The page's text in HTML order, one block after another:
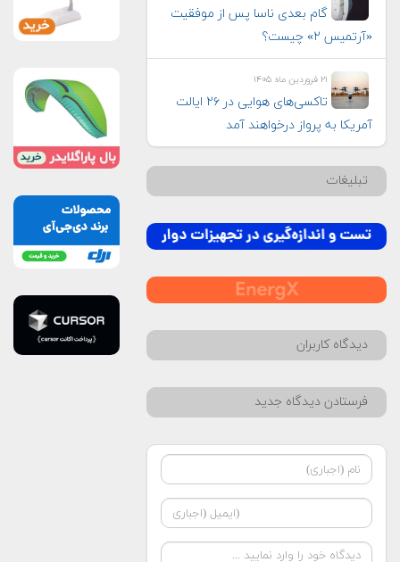
گام بعدی ناسا پس از موفقیت
«آرتمیس ۲» چیست؟
۲۱ فروردین ماه ۱۴۰۵
تاکسی‌های هوایی در ۲۶ ایالت
آمریکا به پرواز درخواهند آمد
تبلیغات
دیدگاه کاربران
فرستادن دیدگاه جدید